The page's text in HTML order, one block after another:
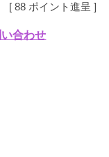
[ 88 ポイント進呈 ]
合わせ